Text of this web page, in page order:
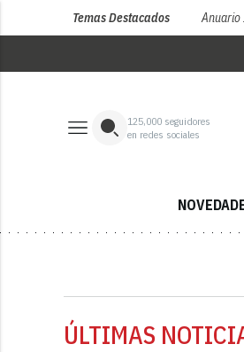
Temas Destacados Anuario
125,000 seguidores
en redes sociales
ÚLTIMAS